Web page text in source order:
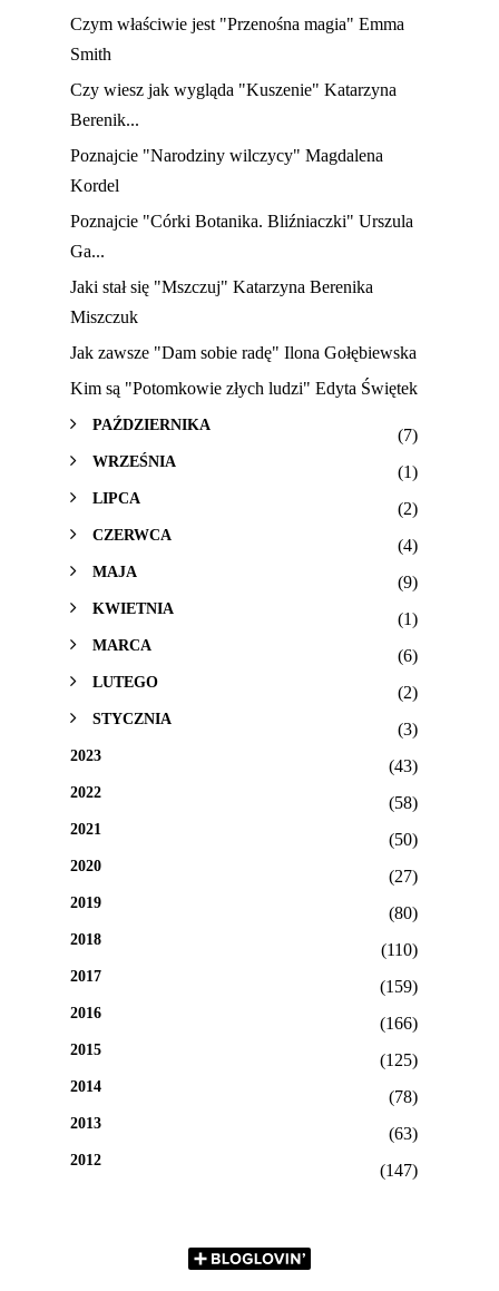
Czym właściwie jest "Przenośna magia" Emma
Smith
Czy wiesz jak wygląda "Kuszenie" Katarzyna
Berenik...
Poznajcie "Narodziny wilczycy" Magdalena
Kordel
Poznajcie "Córki Botanika. Bliźniaczki" Urszula
Ga...
Jaki stał się "Mszczuj" Katarzyna Berenika
Miszczuk
Jak zawsze "Dam sobie radę" Ilona Gołębiewska
Kim są "Potomkowie złych ludzi" Edyta Świętek
PAŹDZIERNIKA
(7)
WRZEŚNIA
(1)
LIPCA
(2)
CZERWCA
(4)
MAJA
(9)
KWIETNIA
(1)
MARCA
(6)
LUTEGO
(2)
STYCZNIA
(3)
2023
(43)
2022
(58)
2021
(50)
2020
(27)
2019
(80)
2018
(110)
2017
(159)
2016
(166)
2015
(125)
2014
(78)
2013
(63)
2012
(147)